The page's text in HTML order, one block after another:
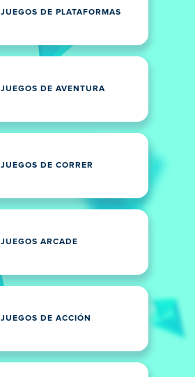
JUEGOS DE PLATAFORMAS
JUEGOS DE AVENTURA
JUEGOS DE CORRER
JUEGOS ARCADE
JUEGOS DE ACCIÓN